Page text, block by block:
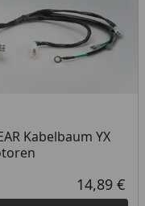
Kabelbaum YX
14,89 €